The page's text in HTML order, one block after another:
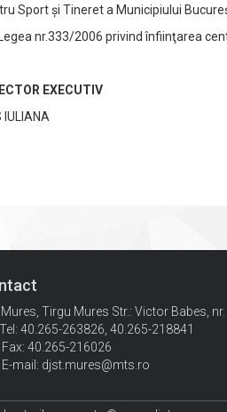
Sport şi Tineret a Municipiului
nr.333/2006 privind înfiinţarea
EXECUTIV
IULIANA
Mures, Tirgu Mures Str.: Victor Babes, nr.
Tel: 40.265-263826, 40.265-218841
Fax: 40.265-216026
E-mail: djst.mures@mts.ro